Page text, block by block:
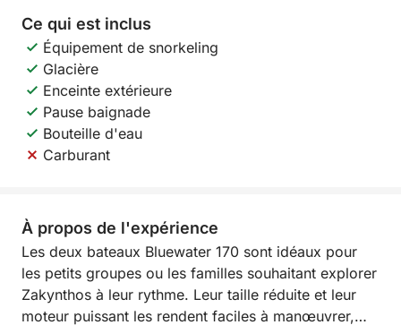
Ce qui est inclus
Équipement de snorkeling
Glacière
Enceinte extérieure
Pause baignade
Bouteille d'eau
Carburant
À propos de l'expérience
Les deux bateaux Bluewater 170 sont idéaux pour
les petits groupes ou les familles souhaitant explorer
Zakynthos à leur rythme. Leur taille réduite et leur
moteur puissant les rendent faciles à manœuvrer,